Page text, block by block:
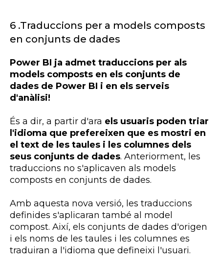
6 .Traduccions per a models composts
en conjunts de dades
Power BI ja admet traduccions per als
models composts en els conjunts de
dades de Power BI i en els serveis
d'anàlisi!
És a dir, a partir d'ara els usuaris poden triar
l'idioma que prefereixen que es mostri en
el text de les taules i les columnes dels
seus conjunts de dades. Anteriorment, les
traduccions no s'aplicaven als models
composts en conjunts de dades.
Amb aquesta nova versió, les traduccions
definides s'aplicaran també al model
compost. Així, els conjunts de dades d'origen
i els noms de les taules i les columnes es
traduiran a l'idioma que defineixi l'usuari.